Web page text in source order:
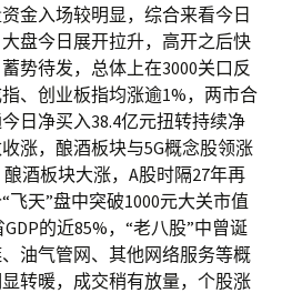
金入场较明显，综合来看今日
盘今日展开拉升，高开之后快
势待发，总体上在3000关口反
、创业板指均涨逾1%，两市合
日净买入38.4亿元扭转持续净
涨，酿酒板块与5G概念股领涨
酒板块大涨，A股时隔27年再
天”盘中突破1000元大关市值
的近85%，“老八股”中曾诞
油气管网、其他网络服务等概
转暖，成交稍有放量，个股涨